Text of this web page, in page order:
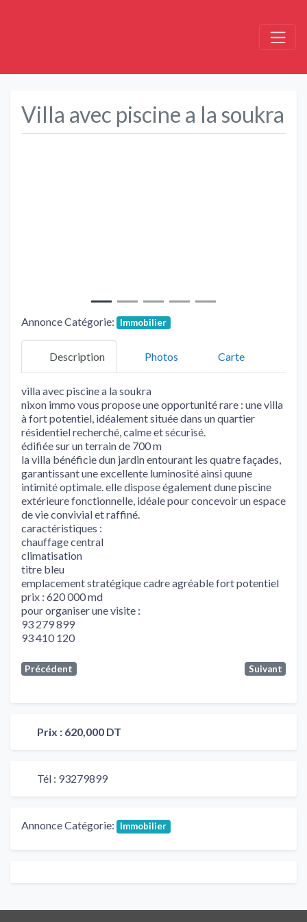
Villa avec piscine a la soukra
Annonce Catégorie: Immobilier
Description Photos Carte
villa avec piscine a la soukra
nixon immo vous propose une opportunité rare : une villa
à fort potentiel, idéalement située dans un quartier
résidentiel recherché, calme et sécurisé.
édifiée sur un terrain de 700 m
la villa bénéficie dun jardin entourant les quatre façades,
garantissant une excellente luminosité ainsi quune
intimité optimale. elle dispose également dune piscine
extérieure fonctionnelle, idéale pour concevoir un espace
de vie convivial et raffiné.
caractéristiques :
chauffage central
climatisation
titre bleu
emplacement stratégique cadre agréable fort potentiel
prix : 620 000 md
pour organiser une visite :
93 279 899
93 410 120
Précédent Suivant
Prix : 620,000 DT
Tél : 93279899
Annonce Catégorie: Immobilier